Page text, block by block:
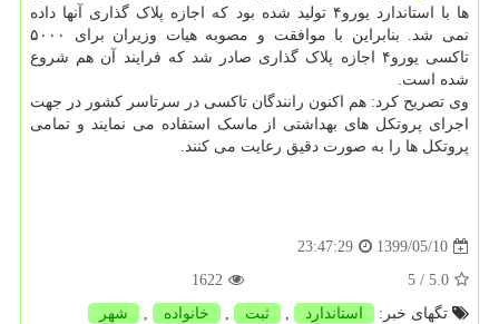
ها با استاندارد یورو۴ تولید شده بود که اجازه پلاک گذاری آنها داده
نمی شد. بنابراین با موافقت و مصوبه هیات وزیران برای ۵۰۰۰
تاکسی یورو۴ اجازه پلاک گذاری صادر شد که فرایند آن هم شروع
شده است.
وی تصریح کرد: هم اکنون رانندگان تاکسی در سرتاسر کشور در جهت
اجرای پروتکل های بهداشتی از ماسک استفاده می نمایند و تمامی
پروتکل ها را به صورت دقیق رعایت می کنند.
1399/05/10
23:47:29
5.0
/ 5
1622
تگهای خبر:
استاندارد , ثبت , خانواده , شهر